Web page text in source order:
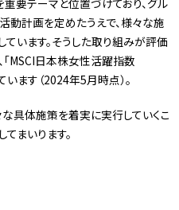
動計画を定めたうえで、様々な施
います。そうした取り組みが評価
「MSCI日本株女性活躍指数
ます（2024年5月時点）。
具体施策を着実に実行していくこ
まいります。